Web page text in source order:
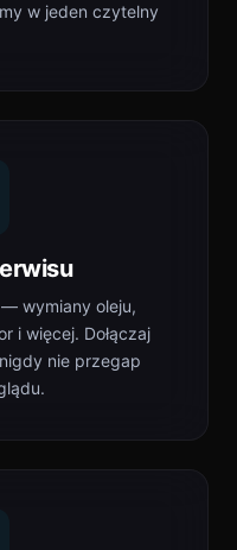
w jeden czytelny
— wymiany oleju,
i więcej. Dołączaj
nie przegap